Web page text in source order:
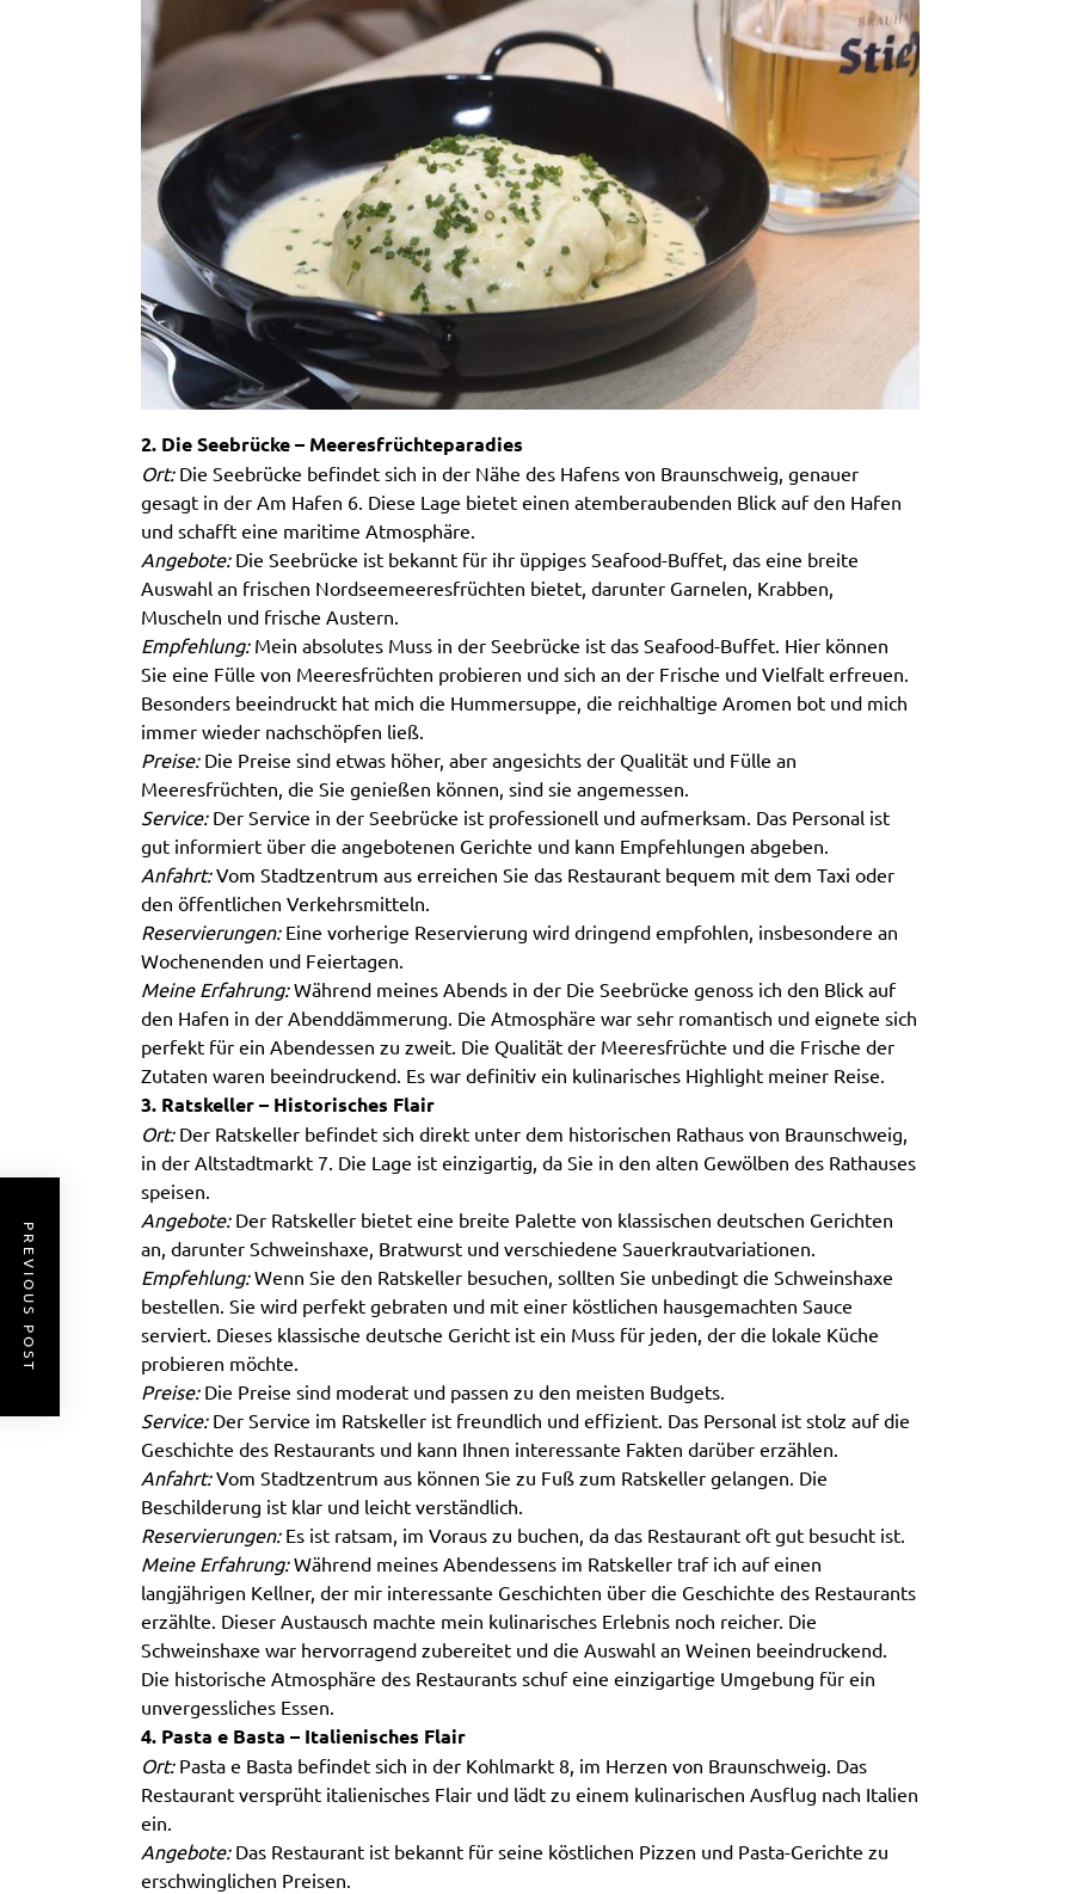
2. Die Seebrücke – Meeresfrüchteparadies
Ort:Die Seebrücke befindet sich in der Nähe des Hafens von Braunschweig, genauer
gesagt in der Am Hafen 6. Diese Lage bietet einen atemberaubenden Blick auf den Hafen
und schafft eine maritime Atmosphäre.
Angebote:Die Seebrücke ist bekannt für ihr üppiges Seafood-Buffet, das eine breite
Auswahl an frischen Nordseemeeresfrüchten bietet, darunter Garnelen, Krabben,
Muscheln und frische Austern.
Empfehlung:Mein absolutes Muss in der Seebrücke ist das Seafood-Buffet. Hier können
Sie eine Fülle von Meeresfrüchten probieren und sich an der Frische und Vielfalt erfreuen.
Besonders beeindruckt hat mich die Hummersuppe, die reichhaltige Aromen bot und mich
immer wieder nachschöpfen ließ.
Preise:Die Preise sind etwas höher, aber angesichts der Qualität und Fülle an
Meeresfrüchten, die Sie genießen können, sind sie angemessen.
Service:Der Service in der Seebrücke ist professionell und aufmerksam. Das Personal ist
gut informiert über die angebotenen Gerichte und kann Empfehlungen abgeben.
Anfahrt:Vom Stadtzentrum aus erreichen Sie das Restaurant bequem mit dem Taxi oder
den öffentlichen Verkehrsmitteln.
Reservierungen:Eine vorherige Reservierung wird dringend empfohlen, insbesondere an
Wochenenden und Feiertagen.
Meine Erfahrung:Während meines Abends in der Die Seebrücke genoss ich den Blick auf
den Hafen in der Abenddämmerung. Die Atmosphäre war sehr romantisch und eignete sich
perfekt für ein Abendessen zu zweit. Die Qualität der Meeresfrüchte und die Frische der
Zutaten waren beeindruckend. Es war definitiv ein kulinarisches Highlight meiner Reise.
3. Ratskeller – Historisches Flair
Ort:Der Ratskeller befindet sich direkt unter dem historischen Rathaus von Braunschweig,
in der Altstadtmarkt 7. Die Lage ist einzigartig, da Sie in den alten Gewölben des Rathauses
speisen.
Angebote:Der Ratskeller bietet eine breite Palette von klassischen deutschen Gerichten
an, darunter Schweinshaxe, Bratwurst und verschiedene Sauerkrautvariationen.
Empfehlung:Wenn Sie den Ratskeller besuchen, sollten Sie unbedingt die Schweinshaxe
bestellen. Sie wird perfekt gebraten und mit einer köstlichen hausgemachten Sauce
serviert. Dieses klassische deutsche Gericht ist ein Muss für jeden, der die lokale Küche
probieren möchte.
Preise:Die Preise sind moderat und passen zu den meisten Budgets.
Service:Der Service im Ratskeller ist freundlich und effizient. Das Personal ist stolz auf die
Geschichte des Restaurants und kann Ihnen interessante Fakten darüber erzählen.
Anfahrt:Vom Stadtzentrum aus können Sie zu Fuß zum Ratskeller gelangen. Die
Beschilderung ist klar und leicht verständlich.
Reservierungen:Es ist ratsam, im Voraus zu buchen, da das Restaurant oft gut besucht ist.
Meine Erfahrung:Während meines Abendessens im Ratskeller traf ich auf einen
langjährigen Kellner, der mir interessante Geschichten über die Geschichte des Restaurants
erzählte. Dieser Austausch machte mein kulinarisches Erlebnis noch reicher. Die
Schweinshaxe war hervorragend zubereitet und die Auswahl an Weinen beeindruckend.
Die historische Atmosphäre des Restaurants schuf eine einzigartige Umgebung für ein
unvergessliches Essen.
4. Pasta e Basta – Italienisches Flair
Ort:Pasta e Basta befindet sich in der Kohlmarkt 8, im Herzen von Braunschweig. Das
Restaurant versprüht italienisches Flair und lädt zu einem kulinarischen Ausflug nach Italien
ein.
Angebote:Das Restaurant ist bekannt für seine köstlichen Pizzen und Pasta-Gerichte zu
erschwinglichen Preisen.
PREVIOUS POST